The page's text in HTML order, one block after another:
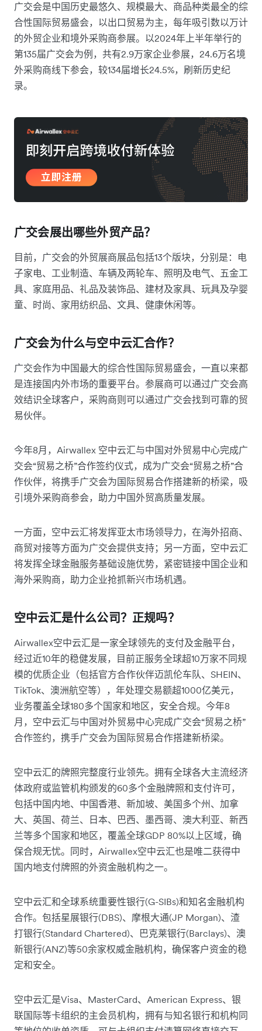
广交会是中国历史最悠久、规模最大、商品种类最全的综
合性国际贸易盛会，以出口贸易为主，每年吸引数以万计
的外贸企业和境外采购商参展。以2024年上半年举行的
第135届广交会为例，共有2.9万家企业参展，24.6万名境
外采购商线下参会，较134届增长24.5%，刷新历史纪
录。
广交会展出哪些外贸产品？
目前，广交会的外贸展商展品包括13个版块，分别是：电
子家电、工业制造、车辆及两轮车、照明及电气、五金工
具、家庭用品、礼品及装饰品、建材及家具、玩具及孕婴
童、时尚、家用纺织品、文具、健康休闲等。
广交会为什么与空中云汇合作？
广交会作为中国最大的综合性国际贸易盛会，一直以来都
是连接国内外市场的重要平台。参展商可以通过广交会高
效结识全球客户，采购商则可以通过广交会找到可靠的贸
易伙伴。
今年8月，Airwallex 空中云汇与中国对外贸易中心完成广
交会“贸易之桥”合作签约仪式，成为广交会“贸易之桥”合
作伙伴，将携手广交会为国际贸易合作搭建新的桥梁，吸
引境外采购商参会，助力中国外贸高质量发展。
一方面，空中云汇将发挥亚太市场领导力，在海外招商、
商贸对接等方面为广交会提供支持；另一方面，空中云汇
将发挥全球金融服务基础设施优势，紧密链接中国企业和
海外采购商，助力企业抢抓新兴市场机遇。
空中云汇是什么公司？正规吗？
Airwallex空中云汇是一家全球领先的支付及金融平台，
经过近10年的稳健发展，目前正服务全球超10万家不同规
模的优质企业（包括官方合作伙伴迈凯伦车队、SHEIN、
TikTok、澳洲航空等），年处理交易额超1000亿美元，
业务覆盖全球180多个国家和地区，安全合规。今年8
月，空中云汇与中国对外贸易中心完成广交会“贸易之桥”
合作签约，携手广交会为国际贸易合作搭建新桥梁。
空中云汇的牌照完整度行业领先。拥有全球各大主流经济
体政府或监管机构颁发的60多个金融牌照和支付许可，
包括中国内地、中国香港、新加坡、美国多个州、加拿
大、英国、荷兰、日本、巴西、墨西哥、澳大利亚、新西
兰等多个国家和地区，覆盖全球GDP 80%以上区域，确
保合规无忧。同时，Airwallex空中云汇也是唯二获得中
国内地支付牌照的外资金融机构之一。
空中云汇和全球系统重要性银行(G-SIBs)和知名金融机构
合作。包括星展银行(DBS)、摩根大通(JP Morgan)、渣
打银行(Standard Chartered)、巴克莱银行(Barclays)、澳
新银行(ANZ)等50余家权威金融机构，确保客户资金的稳
定和安全。
空中云汇是Visa、MasterCard、American Express、银
联国际等卡组织的主会员机构，拥有与知名银行和机构同